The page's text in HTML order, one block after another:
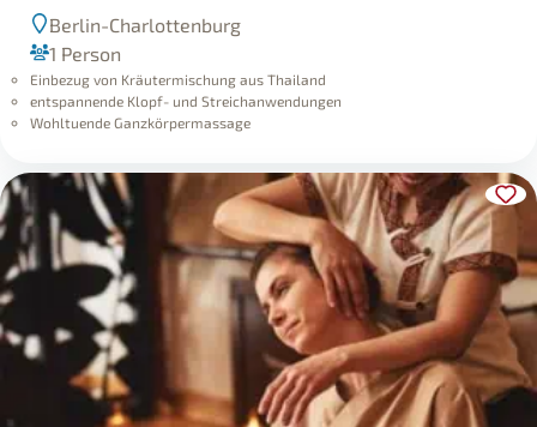
Berlin-Charlottenburg
1 Person
Einbezug von Kräutermischung aus Thailand
entspannende Klopf- und Streichanwendungen
Wohltuende Ganzkörpermassage